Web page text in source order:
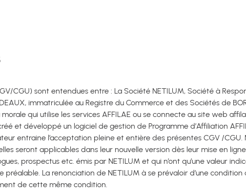
CGU) sont entendues entre : La Société NETILUM, Société à
immatriculée au Registre du Commerce et des Sociétés de
qui utilise les services AFFILAE ou se connecte au site web
et développé un logiciel de gestion de Programme d’Affiliation
entraine l’acceptation pleine et entière des présentes CGV /
seront applicables dans leur nouvelle version dès leur mise en
prospectus etc. émis par NETILUM et qui n’ont qu’une valeur
La renonciation de NETILUM à se prévaloir d’une
de cette même condition.